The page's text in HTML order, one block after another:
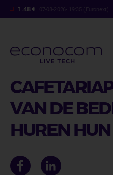
Overslaan
en
inhoud
1.48 € 07-08-2026- 19:35 (Euronext)
VAN DE
HUREN